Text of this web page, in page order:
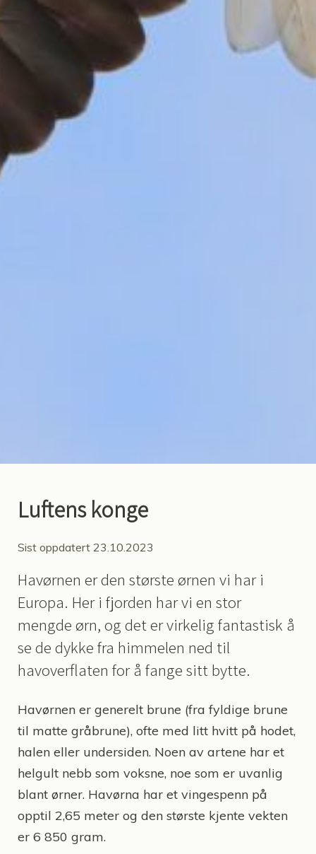
Luftens konge
Sist oppdatert 23.10.2023
Havørnen er den største ørnen vi har i
Europa. Her i fjorden har vi en stor
mengde ørn, og det er virkelig fantastisk å
se de dykke fra himmelen ned til
havoverflaten for å fange sitt bytte.
Havørnen er generelt brune (fra fyldige brune
til matte gråbrune), ofte med litt hvitt på hodet,
halen eller undersiden. Noen av artene har et
helgult nebb som voksne, noe som er uvanlig
blant ørner. Havørna har et vingespenn på
opptil 2,65 meter og den største kjente vekten
er 6 850 gram.